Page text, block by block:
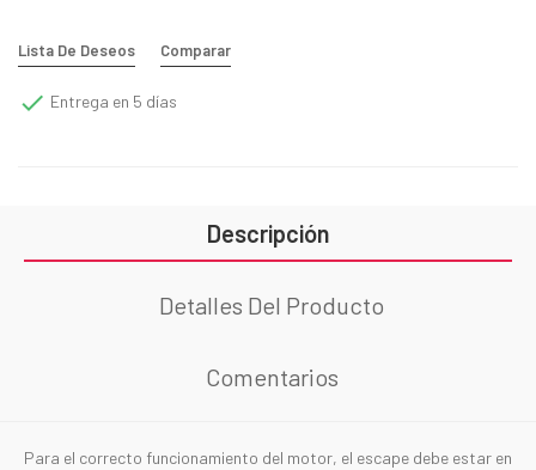
Lista De Deseos Comparar
 Entrega en 5 días
Descripción
Detalles Del Producto
Comentarios
Para el correcto funcionamiento del motor, el escape debe estar en